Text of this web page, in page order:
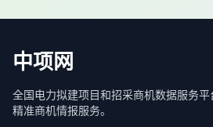
中项网
全国电力拟建项目和招采商机数据服务
精准商机情报服务。